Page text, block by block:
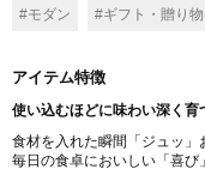
#モダン #ギフト・贈り
アイテム特徴
使い込むほどに味わい深く育
食材を入れた瞬間「ジュッ」
毎日の食卓においしい「喜び